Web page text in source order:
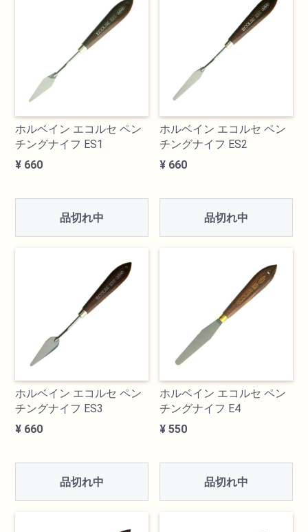
ホルベイン エコルセ ペン
チングナイフ ES1
¥ 660
品切れ中
ホルベイン エコルセ ペン
チングナイフ ES2
¥ 660
品切れ中
ホルベイン エコルセ ペン
チングナイフ ES3
¥ 660
品切れ中
ホルベイン エコルセ ペン
チングナイフ E4
¥ 550
品切れ中